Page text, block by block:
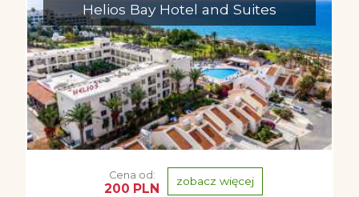
Helios Bay Hotel and Suites
Cena od:
200 PLN zobacz więcej